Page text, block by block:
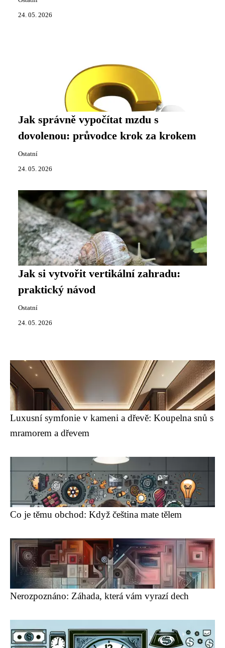
24. 05. 2026
Jak správně vypočítat mzdu s
dovolenou: průvodce krok za krokem
Ostatní
24. 05. 2026
Jak si vytvořit vertikální zahradu:
praktický návod
Ostatní
24. 05. 2026
Luxusní symfonie v kameni a dřevě: Koupelna snů s
mramorem a dřevem
Co je těmu obchod: Když čeština mate tělem
Nerozpoznáno: Záhada, která vám vyrazí dech